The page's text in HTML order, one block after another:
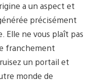
a un aspect et
précisément
Elle ne vous plaît pas
franchement
un portail et
monde de